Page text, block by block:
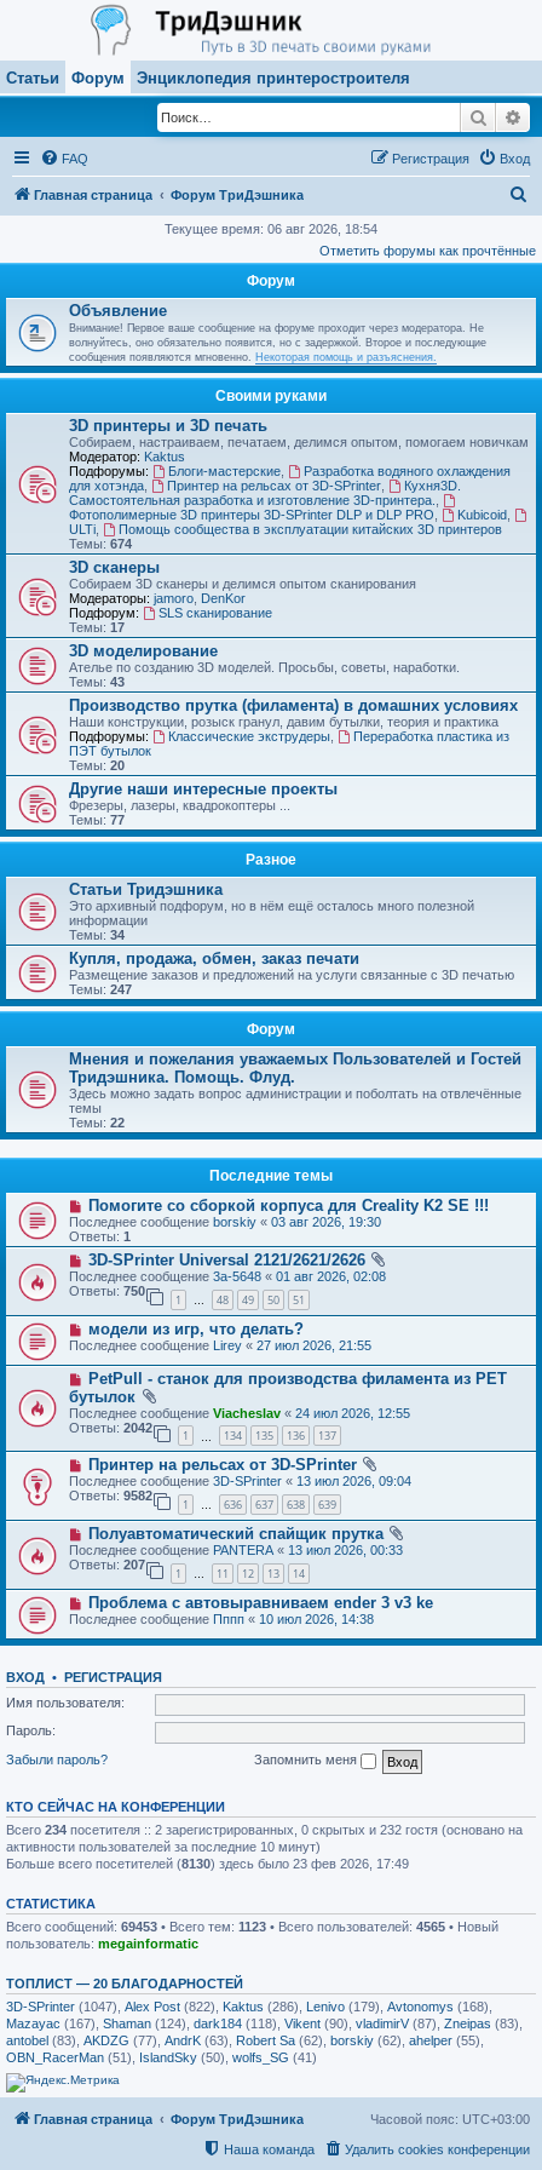
Статьи Форум Энциклопедия принтеростроителя
Поиск
FAQ Вход
Регистрация
Главная страница Форум ТриДэшника
и
Текущее время: 06 авг 2026, 18:54
Отметить форумы как прочтённые
Форум
Объявление
Внимание! Первое ваше сообщение на форуме проходит через модератора. Не
волнуйтесь, оно обязательно появится, но с задержкой. Второе и последующие
сообщения появляются мгновенно. Некоторая помощь и разъяснения.
Своими руками
3D принтеры и 3D печать
Собираем, настраиваем, печатаем, делимся опытом, помогаем новичкам
Модератор: Kaktus
Подфорумы:
Блоги-мастерские,
Разработка водяного охлаждения
для хотэнда
Принтер на рельсах от 3D-SPrinter,
Кухня3D.
Самостоятельная разработка и изготовление 3D-принтера.
Фотополимерные 3D принтеры 3D-SPrinter DLP и DLP PRO
Kubicoid,
ULTi
Помощь сообщества в эксплуатации китайских 3D принтеров
Темы: 674
3D сканеры
Собираем 3D сканеры и делимся опытом сканирования
Модераторы: jamoro DenKor
Подфорум:
SLS сканирование
Темы: 17
3D моделирование
Ателье по созданию 3D моделей. Просьбы, советы, наработки.
Темы: 43
Производство прутка (филамента) в домашних условиях
Наши конструкции, розыск гранул, давим бутылки, теория и практика
Подфорумы:
Классические экструдеры,
Переработка пластика из
ПЭТ бутылок
Темы: 20
Другие наши интересные проекты
Фрезеры, лазеры, квадрокоптеры ...
Темы: 77
Разное
Статьи Тридэшника
Это архивный подфорум, но в нём ещё осталось много полезной
информации
Темы: 34
Купля, продажа, обмен, заказ печати
Размещение заказов и предложений на услуги связанные с 3D печатью
Темы: 247
Форум
Мнения и пожелания уважаемых Пользователей и Гостей
Тридэшника. Помощь. Флуд.
Здесь можно задать вопрос администрации и поболтать на отвлечённые
темы
Темы: 22
Последние темы
Помогите со сборкой корпуса для Creality K2 SE !!!
Последнее сообщение borskiy « 03 авг 2026, 19:30
Ответы: 1
3D-SPrinter Universal 2121/2621/2626
Последнее сообщение 3a-5648 « 01 авг 2026, 02:08
Ответы: 750
1 … 48 49 50 51
модели из игр, что делать?
Последнее сообщение Lirey « 27 июл 2026, 21:55
PetPull - cтанок для производства филамента из PET
бутылок
Последнее сообщение Viacheslav « 24 июл 2026, 12:55
Ответы: 2042
1 134 135 136 137
Принтер на рельсах от 3D-SPrinter
Последнее сообщение 3D-SPrinter « 13 июл 2026, 09:04
Ответы: 9582
1 … 636 637 638 639
Полуавтоматический спайщик прутка
Последнее сообщение PANTERA « 13 июл 2026, 00:33
Ответы: 207
1 … 11 12 13 14
Проблема с автовыравниваем ender 3 v3 ke
Последнее сообщение Пппп « 10 июл 2026, 14:38
ВХОД • РЕГИСТРАЦИЯ
Имя пользователя:
Пароль:
Забыли пароль?
Запомнить меня
КТО СЕЙЧАС НА КОНФЕРЕНЦИИ
Всего 234 посетителя :: 2 зарегистрированных, 0 скрытых и 232 гостя (основано на
активности пользователей за последние 10 минут)
Больше всего посетителей (8130) здесь было 23 фев 2026, 17:49
СТАТИСТИКА
Всего сообщений: 69453 • Всего тем: 1123 • Всего пользователей: 4565 • Новый
пользователь: megainformatic
ТОПЛИСТ — 20 БЛАГОДАРНОСТЕЙ
3D-SPrinter (1047), Alex Post (822), Kaktus (286), Lenivo (179), Avtonomys (168),
Mazayac (167), Shaman (124), dark184 (118), Vikent (90), vladimirV(87), Zneipas (83),
antobel (83), AKDZG (77), AndrK (63), Robert Sa (62), borskiy (62), ahelper (55),
OBN_RacerMan (51), IslandSky (50), wolfs_SG (41)
Главная страница Форум ТриДэшника Часовой пояс: UTC+03:00
Удалить cookies конференции
Наша команда